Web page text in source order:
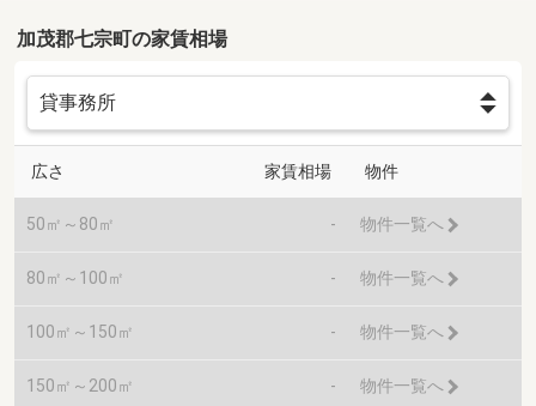
加茂郡七宗町の家賃相場
広さ 家賃相場 物件
50㎡～80㎡ - 物件一覧へ
80㎡～100㎡ - 物件一覧へ
100㎡～150㎡ - 物件一覧へ
150㎡～200㎡ - 物件一覧へ